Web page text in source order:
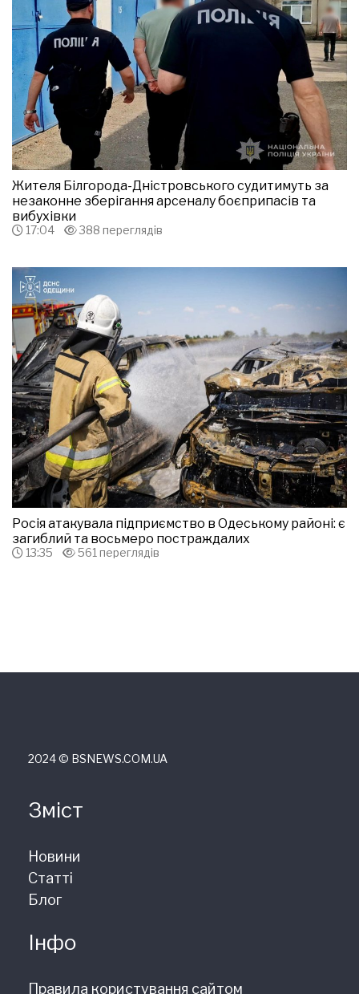
Жителя Білгорода-Дністровського судитимуть за
незаконне зберігання арсеналу боєприпасів та
вибухівки
17:04 388 переглядів
Росія атакувала підприємство в Одеському районі: є
загиблий та восьмеро постраждалих
13:35 561 переглядів
2024 © ВSNEWS.COM.UA
Зміст
Новини
Статті
Блог
Інфо
Правила користування сайтом